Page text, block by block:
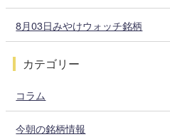
8月03日みやけウォッチ銘柄
カテゴリー
コラム
今朝の銘柄情報